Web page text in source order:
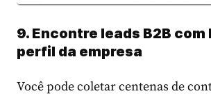
9. Encontre leads B2B com
perfil da empresa
Você pode coletar centenas de